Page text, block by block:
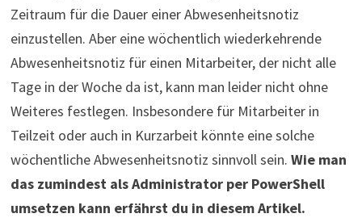
Zeitraum für die Dauer einer Abwesenheitsnotiz
einzustellen. Aber eine wöchentlich wiederkehrende
Abwesenheitsnotiz für einen Mitarbeiter, der nicht alle
Tage in der Woche da ist, kann man leider nicht ohne
Weiteres festlegen. Insbesondere für Mitarbeiter in
Teilzeit oder auch in Kurzarbeit könnte eine solche
wöchentliche Abwesenheitsnotiz sinnvoll sein. Wie man
das zumindest als Administrator per PowerShell
umsetzen kann erfährst du in diesem Artikel.